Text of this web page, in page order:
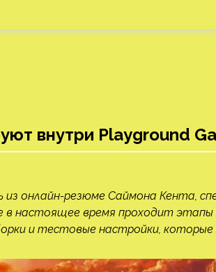
внутри Playground
из онлайн-резюме Саймона Кента,
в настоящее время проходит
и тестовые настройки,